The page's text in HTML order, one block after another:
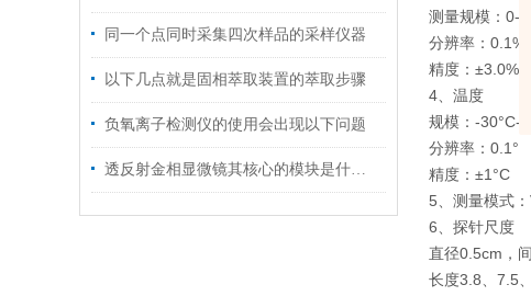
同一个点同时采集四次样品的采样仪器
以下几点就是固相萃取装置的萃取步骤
负氧离子检测仪的使用会出现以下问题
透反射金相显微镜其核心的模块是什么？
测量规模：0-
分辨率：0.1%
精度：±3.0% (
4、温度
规模：-30°C-
分辨率：0.1°
精度：±1°C
5、测量模式：
6、探针尺度
直径0.5cm，
长度3.8、7.5